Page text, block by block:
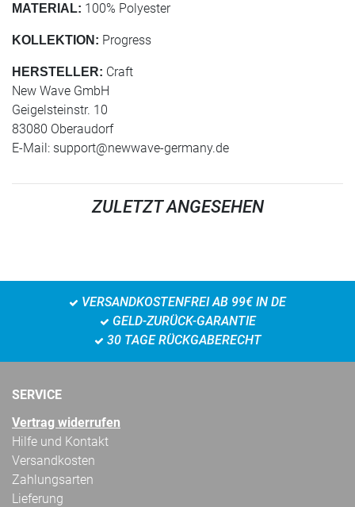
MATERIAL: 100% Polyester
KOLLEKTION: Progress
HERSTELLER: Craft
New Wave GmbH
Geigelsteinstr. 10
83080 Oberaudorf
E-Mail: support@newwave-germany.de
ZULETZT ANGESEHEN
VERSANDKOSTENFREI AB 99€ IN DE
GELD-ZURÜCK-GARANTIE
30 TAGE RÜCKGABERECHT
SERVICE
Vertrag widerrufen
Hilfe und Kontakt
Versandkosten
Zahlungsarten
Lieferung